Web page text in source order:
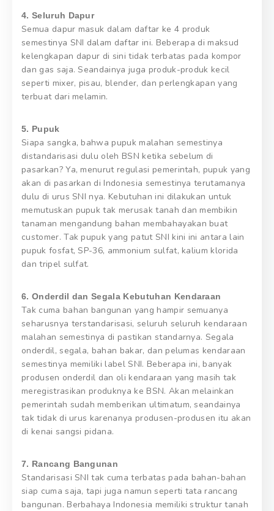
4. Seluruh Dapur
Semua dapur masuk dalam daftar ke 4 produk
semestinya SNI dalam daftar ini. Beberapa di maksud
kelengkapan dapur di sini tidak terbatas pada kompor
dan gas saja. Seandainya juga produk-produk kecil
seperti mixer, pisau, blender, dan perlengkapan yang
terbuat dari melamin.
5. Pupuk
Siapa sangka, bahwa pupuk malahan semestinya
distandarisasi dulu oleh BSN ketika sebelum di
pasarkan? Ya, menurut regulasi pemerintah, pupuk yang
akan di pasarkan di Indonesia semestinya terutamanya
dulu di urus SNI nya. Kebutuhan ini dilakukan untuk
memutuskan pupuk tak merusak tanah dan membikin
tanaman mengandung bahan membahayakan buat
customer. Tak pupuk yang patut SNI kini ini antara lain
pupuk fosfat, SP-36, ammonium sulfat, kalium klorida
dan tripel sulfat.
6. Onderdil dan Segala Kebutuhan Kendaraan
Tak cuma bahan bangunan yang hampir semuanya
seharusnya terstandarisasi, seluruh seluruh kendaraan
malahan semestinya di pastikan standarnya. Segala
onderdil, segala, bahan bakar, dan pelumas kendaraan
semestinya memiliki label SNI. Beberapa ini, banyak
produsen onderdil dan oli kendaraan yang masih tak
meregistrasikan produknya ke BSN. Akan melainkan
pemerintah sudah memberikan ultimatum, seandainya
tak tidak di urus karenanya produsen-produsen itu akan
di kenai sangsi pidana.
7. Rancang Bangunan
Standarisasi SNI tak cuma terbatas pada bahan-bahan
siap cuma saja, tapi juga namun seperti tata rancang
bangunan. Berbahaya Indonesia memiliki struktur tanah